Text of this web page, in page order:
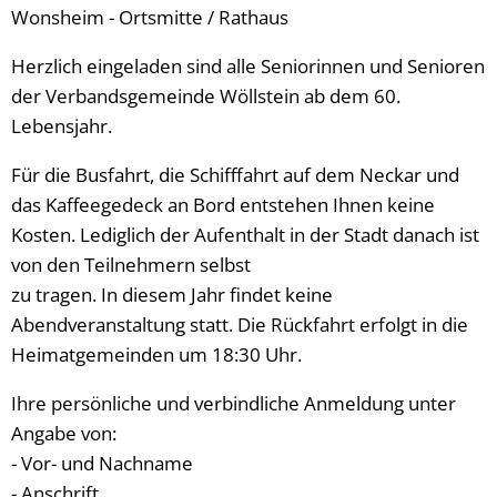
Wonsheim - Ortsmitte / Rathaus
Herzlich eingeladen sind alle Seniorinnen und Senioren
der Verbandsgemeinde Wöllstein ab dem 60.
Lebensjahr.
Für die Busfahrt, die Schifffahrt auf dem Neckar und
das Kaffeegedeck an Bord entstehen Ihnen keine
Kosten. Lediglich der Aufenthalt in der Stadt danach ist
von den Teilnehmern selbst
zu tragen. In diesem Jahr findet keine
Abendveranstaltung statt. Die Rückfahrt erfolgt in die
Heimatgemeinden um 18:30 Uhr.
Ihre persönliche und verbindliche Anmeldung unter
Angabe von:
- Vor- und Nachname